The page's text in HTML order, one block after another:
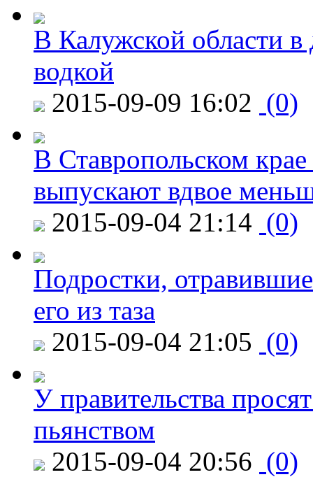
В Калужской области в
водкой
2015-09-09 16:02 (0)
В Ставропольском
выпускают вдвое
2015-09-04 21:14 (0)
Подростки,
его из таза
2015-09-04 21:05 (0)
У правительства
пьянством
2015-09-04 20:56 (0)